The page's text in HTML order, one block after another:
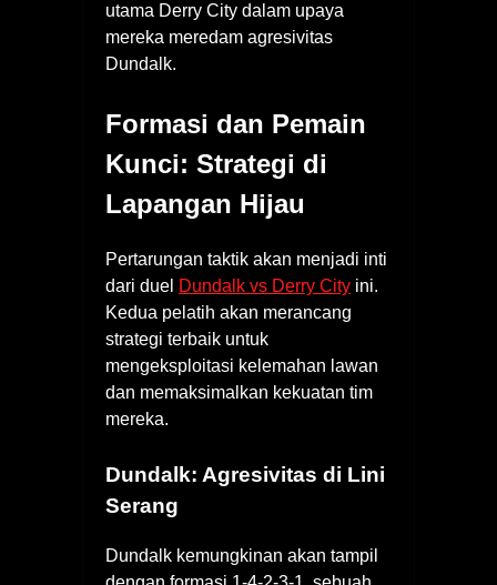
utama Derry City dalam upaya
mereka meredam agresivitas
Dundalk.
Formasi dan Pemain
Kunci: Strategi di
Lapangan Hijau
Pertarungan taktik akan menjadi inti
dari duel Dundalk vs Derry City ini.
Kedua pelatih akan merancang
strategi terbaik untuk
mengeksploitasi kelemahan lawan
dan memaksimalkan kekuatan tim
mereka.
Dundalk: Agresivitas di Lini
Serang
Dundalk kemungkinan akan tampil